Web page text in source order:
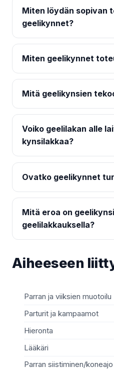
Miten löydän sopivan
geelikynnet?
Miten geelikynnet
Mitä geelikynsien
Voiko geelilakan alle
kynsilakkaa?
Ovatko geelikynnet
Mitä eroa on
geelilakkauksella?
Aiheeseen
Parran ja viiksien muotoilu
Parturit ja kampaamot
Hieronta
Lääkäri
Parran siistiminen/koneajo